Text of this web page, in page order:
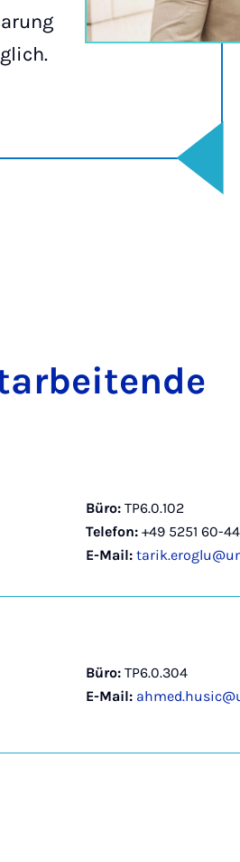
Büro: TP6.0.102
Telefon: +49 5251 60-
E-Mail:
Büro: TP6.0.304
E-Mail: